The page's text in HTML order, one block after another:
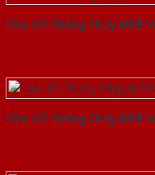
Cửa Gỗ Chống Cháy MDF
Cửa Gỗ Chống Cháy MDF